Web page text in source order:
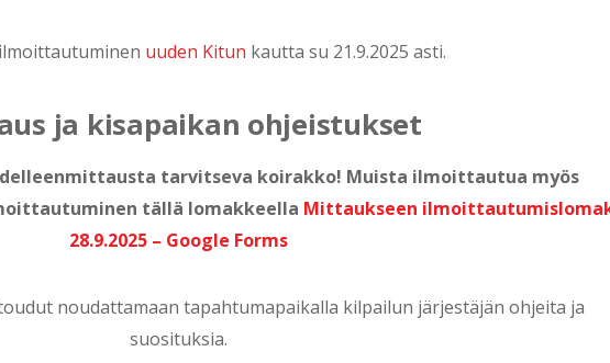
uuden Kitun kautta su 21.9.2025 asti.
ja kisapaikan ohjeistukset
tarvitseva koirakko! Muista ilmoittautua myös
tällä lomakkeella Mittaukseen
28.9.2025 – Google Forms
noudattamaan tapahtumapaikalla kilpailun järjestäjän ohjeita ja
suosituksia.